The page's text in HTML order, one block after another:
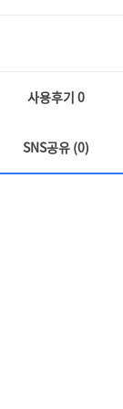
사용후기 0
SNS공유 (0)